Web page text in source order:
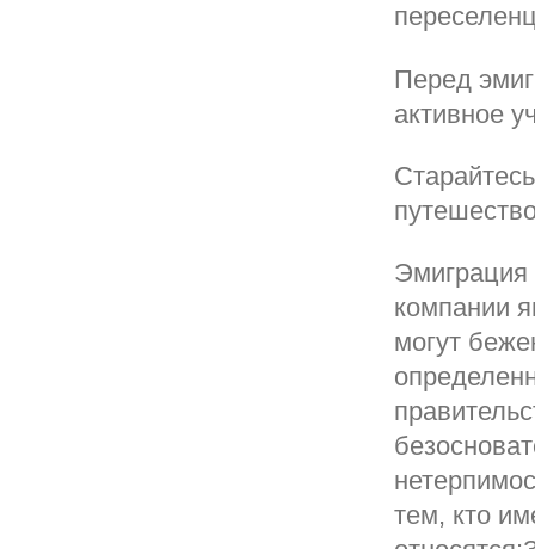
Перед
активное
Эмиграция
компании
могут
тем, кто